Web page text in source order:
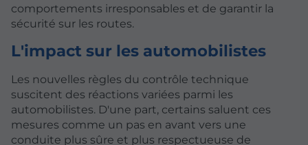
comportements irresponsables et de garantir la
sécurité sur les routes.
L'impact sur les automobilistes
Les nouvelles règles du contrôle technique
suscitent des réactions variées parmi les
automobilistes. D'une part, certains saluent ces
mesures comme un pas en avant vers une
conduite plus sûre et plus respectueuse de